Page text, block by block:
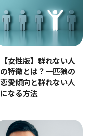
【女性版】群れない人
の特徴とは？一匹狼の
恋愛傾向と群れない人
になる方法